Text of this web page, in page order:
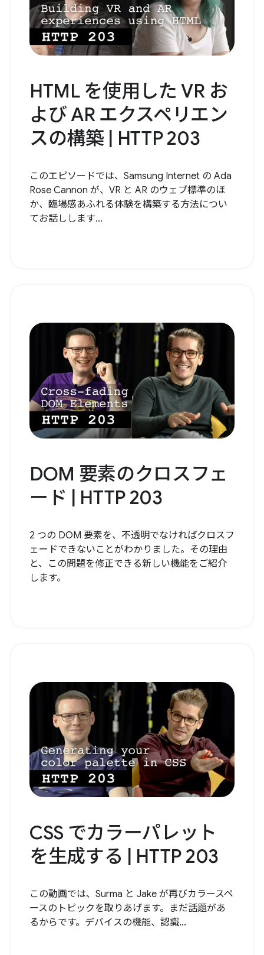
HTML を使用した VR お
よび AR エクスペリエン
スの構築 | HTTP 203
このエピソードでは、Samsung Internet の Ada
Rose Cannon が、VR と AR のウェブ標準のほ
か、臨場感あふれる体験を構築する方法につい
てお話しします...
DOM 要素のクロスフェ
ード | HTTP 203
2 つの DOM 要素を、不透明でなければクロスフ
ェードできないことがわかりました。その理由
と、この問題を修正できる新しい機能をご紹介
します。
CSS でカラーパレット
を生成する | HTTP 203
この動画では、Surma と Jake が再びカラースペ
ースのトピックを取りあげます。まだ話題があ
るからです。デバイスの機能、認識...